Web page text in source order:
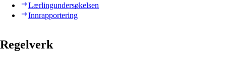
Lærlingundersøkelsen
Innrapportering
Regelverk